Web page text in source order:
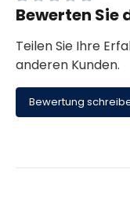
Durchschnittliche
Bewerten Sie
Teilen Sie Ihre
anderen Kunden.
Bewertung